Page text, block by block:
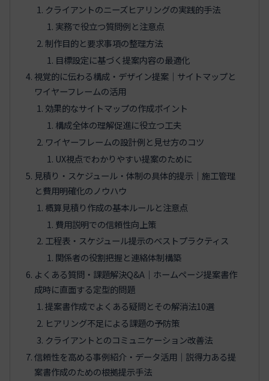
クライアントのニーズヒアリングの実践的手法
実務で役立つ質問例と注意点
制作目的と要求事項の整理方法
目標設定に基づく提案内容の最適化
視覚的に伝わる構成・デザイン提案｜サイトマップと
ワイヤーフレームの活用
効果的なサイトマップの作成ポイント
構成全体の理解促進に役立つ工夫
ワイヤーフレームの設計例と見せ方のコツ
UX視点でわかりやすい提案のために
見積り・スケジュール・体制の具体的提示｜施工管理
と費用明確化のノウハウ
概算見積り作成の基本ルールと注意点
費用説明での信頼性向上策
工程表・スケジュール提示のベストプラクティス
関係者の役割把握と連絡体制構築
よくある質問・課題解決Q&A｜ホームページ提案書作
成時に直面する定型的問題
提案書作成でよくある疑問とその解消法10選
ヒアリング不足による課題の予防策
クライアントとのコミュニケーション改善法
信頼性を高める事例紹介・データ活用｜説得力ある提
案書作成のための根拠提示手法